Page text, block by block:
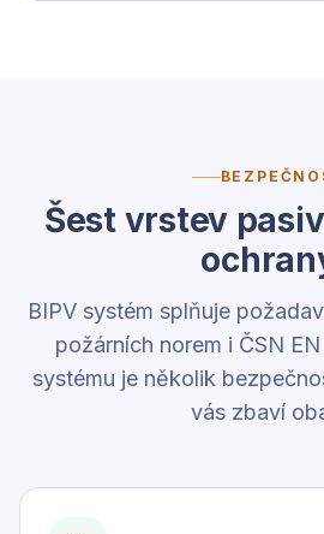
Šest vrstev
BIPV systém splňuje
požárních norem i ČSN
systému je několik
vás zbaví